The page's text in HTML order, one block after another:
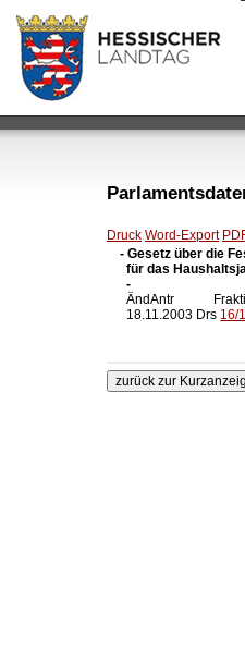
Druck Word-Export
- Gesetz über die
für das
  -
ÄndAntr
  18.11.2003 Drs
16/